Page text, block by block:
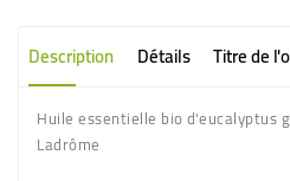
Description Détails Titre de
Huile essentielle bio d'eucalyptus
Ladrôme